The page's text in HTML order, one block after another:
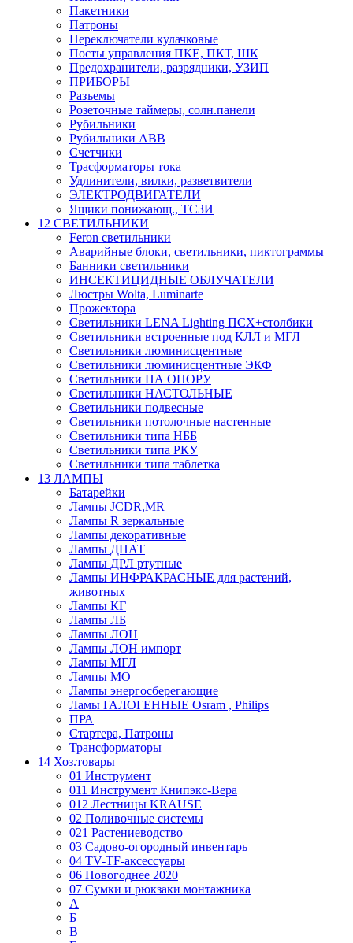
Пакетники
Патроны
Переключатели кулачковые
Посты управления ПКЕ, ПКТ, ШК
Предохранители, разрядники, УЗИП
ПРИБОРЫ
Разъемы
Розеточные таймеры, солн.панели
Рубильники
Рубильники ABB
Счетчики
Трасформаторы тока
Удлинители, вилки, разветвители
ЭЛЕКТРОДВИГАТЕЛИ
Ящики понижающ., ТСЗИ
12 СВЕТИЛЬНИКИ
Feron светильники
Аварийные блоки, светильники, пиктограммы
Банники светильники
ИНСЕКТИЦИДНЫЕ ОБЛУЧАТЕЛИ
Люстры Wolta, Luminarte
Прожектора
Светильники LENA Lighting ПСХ+столбики
Светильники встроенные под КЛЛ и МГЛ
Светильники люминисцентные
Светильники люминисцентные ЭКФ
Светильники НА ОПОРУ
Светильники НАСТОЛЬНЫЕ
Светильники подвесные
Светильники потолочные настенные
Светильники типа НББ
Светильники типа РКУ
Светильники типа таблетка
13 ЛАМПЫ
Батарейки
Лампы JCDR,MR
Лампы R зеркальные
Лампы декоративные
Лампы ДНАТ
Лампы ДРЛ ртутные
Лампы ИНФРАКРАСНЫЕ для растений,
животных
Лампы КГ
Лампы ЛБ
Лампы ЛОН
Лампы ЛОН импорт
Лампы МГЛ
Лампы МО
Лампы энергосберегающие
Ламы ГАЛОГЕННЫЕ Osram , Philips
ПРА
Стартера, Патроны
Трансформаторы
14 Хоз.товары
01 Инструмент
011 Инструмент Книпэкс-Вера
012 Лестницы KRAUSE
02 Поливочные системы
021 Растениеводство
03 Садово-огородный инвентарь
04 TV-TF-аксессуары
06 Новогоднее 2020
07 Сумки и рюкзаки монтажника
А
Б
В